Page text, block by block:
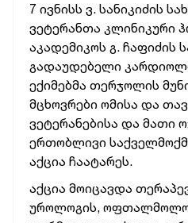
7 ივნისს ვ. სანიკიძის
ვეტერანთა კლინიკური
აკადემიკოს გ. ჩაფიძის
გადაუდებელი
ექიმებმა თერჯოლის
მცხოვრები ომისა და
ვეტერანებისა და მათი
ერთობლივი
აქცია ჩაატარეს.
აქცია მოიცავდა
უროლოგის,